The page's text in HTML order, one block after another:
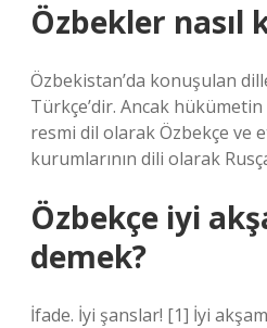
Özbekler nasıl
Özbekistan’da konuşulan
Türkçe’dir. Ancak
resmi dil olarak Özbekçe ve
kurumlarının dili olarak
Özbekçe iyi
demek?
İfade. İyi şanslar! [1] İyi